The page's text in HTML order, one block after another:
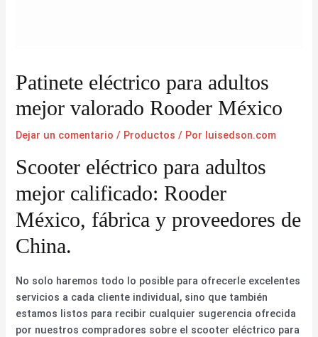
Patinete eléctrico para adultos
mejor valorado Rooder México
Dejar un comentario / Productos / Por luisedson.com
Scooter eléctrico para adultos
mejor calificado: Rooder
México, fábrica y proveedores de
China.
No solo haremos todo lo posible para ofrecerle excelentes
servicios a cada cliente individual, sino que también
estamos listos para recibir cualquier sugerencia ofrecida
por nuestros compradores sobre el scooter eléctrico para